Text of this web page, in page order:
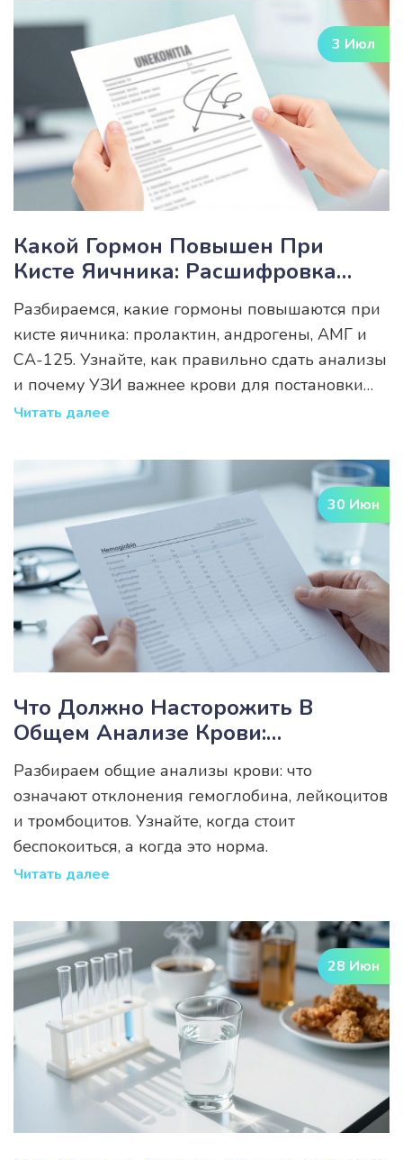
3 Июл
Какой Гормон Повышен При
Кисте Яичника: Расшифровка
Анализов И Нормы
Разбираемся, какие гормоны повышаются при
кисте яичника: пролактин, андрогены, АМГ и
CA-125. Узнайте, как правильно сдать анализы
и почему УЗИ важнее крови для постановки
диагноза.
Читать далее
30 Июн
Что Должно Насторожить В
Общем Анализе Крови:
Расшифровка Отклонений
Разбираем общие анализы крови: что
означают отклонения гемоглобина, лейкоцитов
и тромбоцитов. Узнайте, когда стоит
беспокоиться, а когда это норма.
Читать далее
28 Июн